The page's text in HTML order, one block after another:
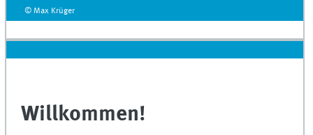
© Max Krüger
Willkommen!